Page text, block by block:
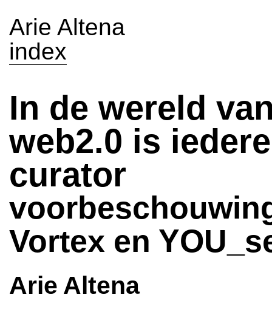
Arie Altena
index
In de wereld
web2.0 is
curator
Vortex en
Arie Altena